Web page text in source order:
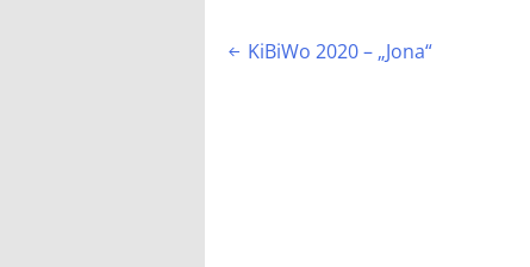
Beitragsnavigation
 KiBiWo 2020 – „Jona“